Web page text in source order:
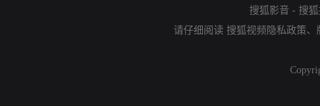
搜狐影音 - 搜
请仔细阅读 搜狐视频隐私政策、